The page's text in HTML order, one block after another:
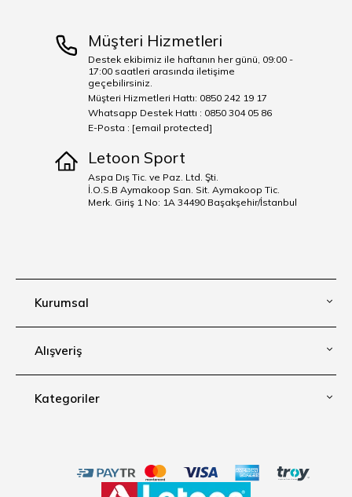
Kurumsal
Alışveriş
Kategoriler
Müşteri Hizmetleri
Destek ekibimiz ile haftanın her günü, 09:00 -
17:00 saatleri arasında iletişime
geçebilirsiniz.
Müşteri Hizmetleri Hattı: 0850 242 19 17
Whatsapp Destek Hattı : 0850 304 05 86
E-Posta : [email protected]
Letoon Sport
Aspa Dış Tic. ve Paz. Ltd. Şti.
İ.O.S.B Aymakoop San. Sit. Aymakoop Tic.
Merk. Giriş 1 No: 1A 34490 Başakşehir/İstanbul